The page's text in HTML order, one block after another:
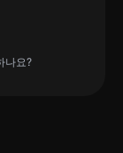
나요?